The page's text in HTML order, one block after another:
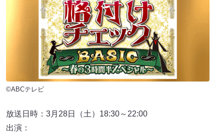
©ABCテレビ
放送日時：3月28日（土）18:30～22:00
出演：